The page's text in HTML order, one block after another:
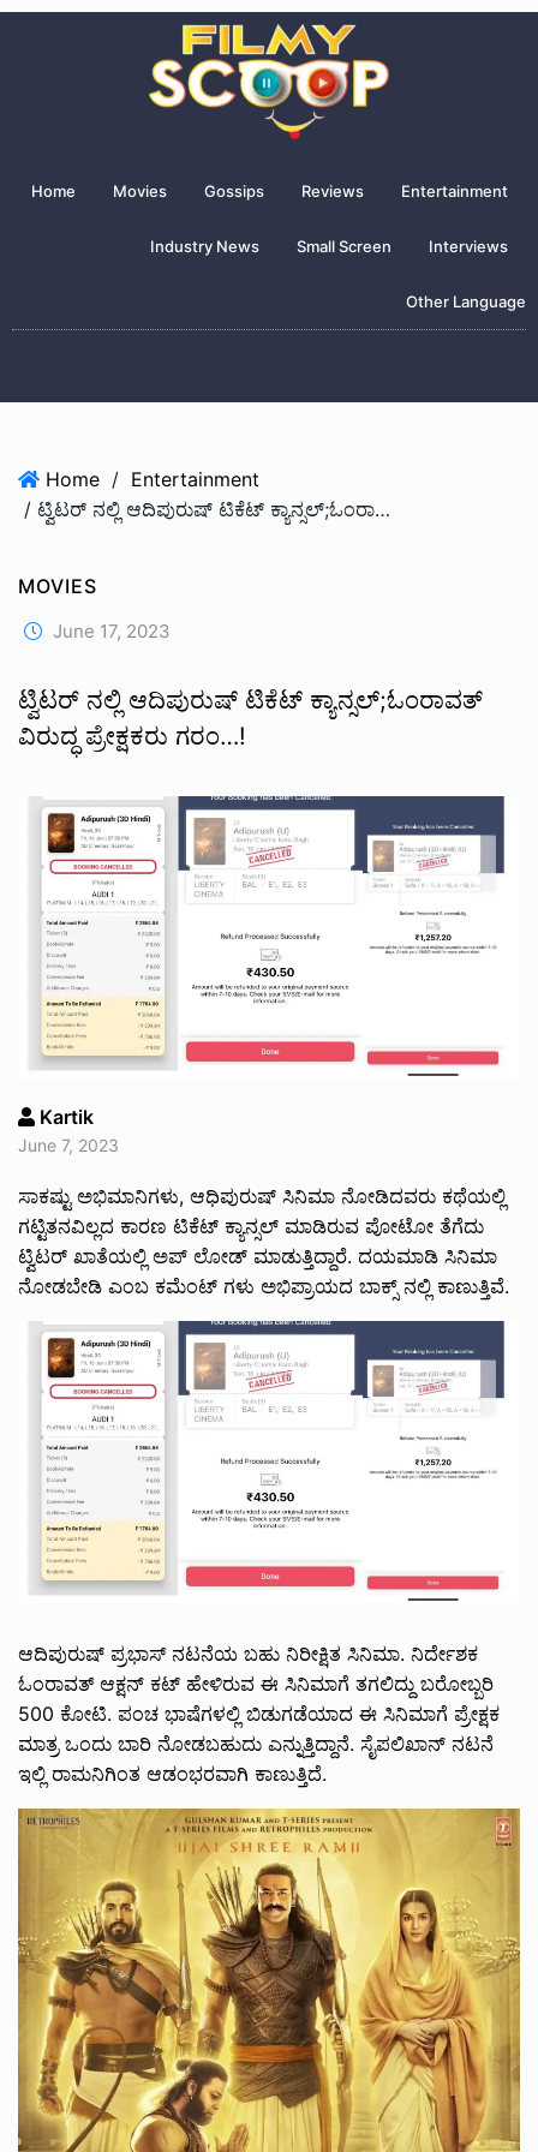
Home Movies Gossips Reviews Entertainment
Industry News Small Screen Interviews
Other Language
Home / Entertainment
/ ಟ್ವಿಟರ್ ನಲ್ಲಿ ಆದಿಪುರುಷ್ ಟಿಕೆಟ್ ಕ್ಯಾನ್ಸಲ್;ಓಂರಾವತ್ ವಿರುದ್ಧ ಪ್ರೇಕ್ಷಕರು ಗರಂ…!
MOVIES
June 17, 2023
ಟ್ವಿಟರ್ ನಲ್ಲಿ ಆದಿಪುರುಷ್ ಟಿಕೆಟ್ ಕ್ಯಾನ್ಸಲ್;ಓಂರಾವತ್
ವಿರುದ್ಧ ಪ್ರೇಕ್ಷಕರು ಗರಂ…!
Kartik
June 7, 2023
ಸಾಕಷ್ಟು ಅಭಿಮಾನಿಗಳು, ಆಧಿಪುರುಷ್ ಸಿನಿಮಾ ನೋಡಿದವರು ಕಥೆಯಲ್ಲಿ
ಗಟ್ಟಿತನವಿಲ್ಲದ ಕಾರಣ ಟಿಕೆಟ್ ಕ್ಯಾನ್ಸಲ್ ಮಾಡಿರುವ ಪೋಟೋ ತೆಗೆದು
ಟ್ವಿಟರ್ ಖಾತೆಯಲ್ಲಿ ಅಪ್ ಲೋಡ್ ಮಾಡುತ್ತಿದ್ದಾರೆ. ದಯಮಾಡಿ ಸಿನಿಮಾ
ನೋಡಬೇಡಿ ಎಂಬ ಕಮೆಂಟ್ ಗಳು ಅಭಿಪ್ರಾಯದ ಬಾಕ್ಸ್ ನಲ್ಲಿ ಕಾಣುತ್ತಿವೆ.
ಆದಿಪುರುಷ್ ಪ್ರಭಾಸ್ ನಟನೆಯ ಬಹು ನಿರೀಕ್ಷಿತ ಸಿನಿಮಾ. ನಿರ್ದೇಶಕ
ಓಂರಾವತ್ ಆಕ್ಷನ್ ಕಟ್ ಹೇಳಿರುವ ಈ ಸಿನಿಮಾ‌ಗೆ ತಗಲಿದ್ದು ಬರೋಬ್ಬರಿ
500 ಕೋಟಿ. ಪಂಚ ಭಾಷೆಗಳಲ್ಲಿ ಬಿಡುಗಡೆಯಾದ ಈ ಸಿನಿಮಾಗೆ ಪ್ರೇಕ್ಷಕ‌
ಮಾತ್ರ ಒಂದು ಬಾರಿ ನೋಡಬಹುದು ಎನ್ನುತ್ತಿದ್ದಾನೆ. ಸೈಪಲಿಖಾನ್ ನಟನೆ
ಇಲ್ಲಿ ರಾಮನಿಗಿಂತ ಆಡಂಭರವಾಗಿ ಕಾಣುತ್ತಿದೆ.